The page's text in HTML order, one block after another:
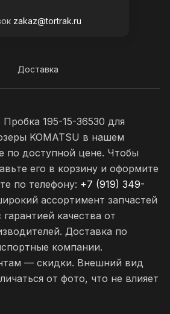
zakaz@tortrak.ru
Доставка
195-15-36530 для
KOMATSU в нашем
по доступной цене. Чтобы
его в корзину и оформите
по телефону: +7 (919) 349-
ассортимент запчастей
качества от
Доставка по
компании.
— скидки. Внешний вид
от фото, что не влияет